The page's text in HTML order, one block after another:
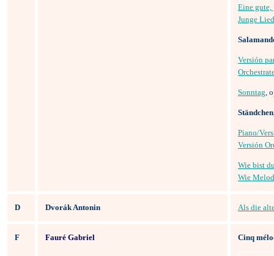
Eine gute,
Junge
Versión
Sonntag,
Piano/
Versión
Wie bist
Wie
D Dvorák Antonin Als die
F Fauré Gabriel Cinq